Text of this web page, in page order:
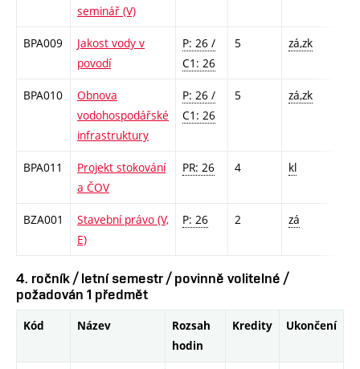
seminář (V)
BPA009
Jakost vody v
povodí
P: 26 /
C1: 26
5 zá,zk
BPA010
Obnova
vodohospodářské
infrastruktury
P: 26 /
C1: 26
5 zá,zk
BPA011
Projekt stokování
a ČOV
PR: 26 4 kl
BZA001
Stavební právo (V,
E)
P: 26 2 zá
4. ročník / letní semestr / povinně volitelné /
požadován 1 předmět
Kód Název
Rozsah
hodin
Kredity Ukončení